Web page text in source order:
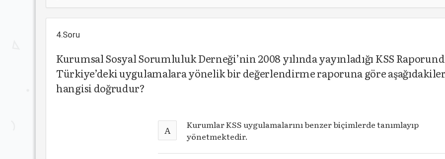
4.Soru
Kurumsal Sosyal Sorumluluk Derneği’nin 2008 yılında yayınladığı KSS
Türkiye’deki uygulamalara yönelik bir değerlendirme raporuna göre
hangisi doğrudur?
A
Kurumlar KSS uygulamalarını benzer biçimlerde tanımlayıp
yönetmektedir.